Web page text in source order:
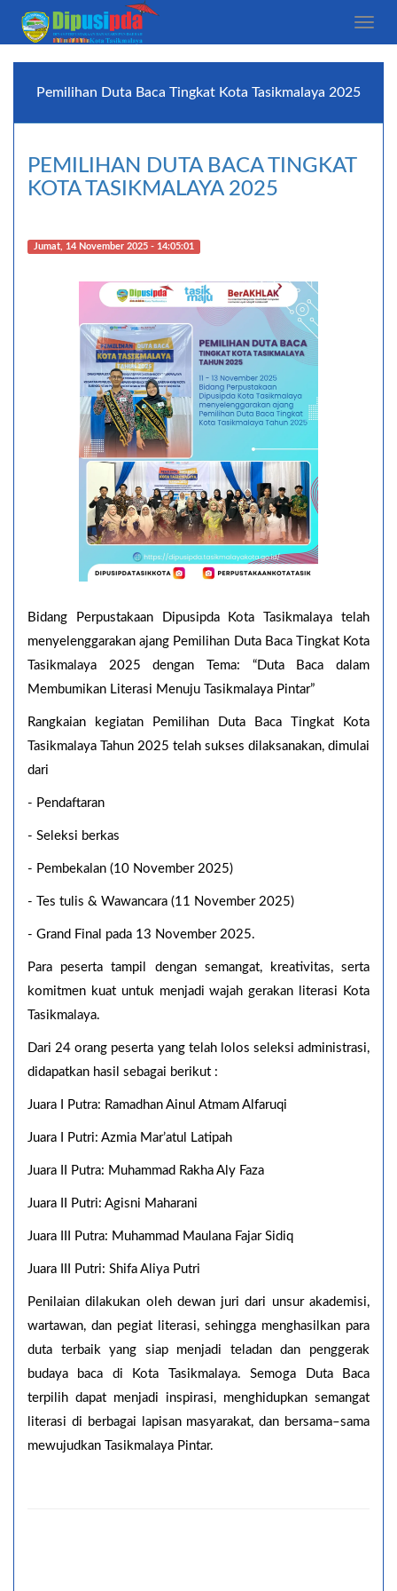
Toggle
Pemilihan Duta Baca Tingkat Kota Tasikmalaya 2025
PEMILIHAN DUTA BACA TINGKAT
KOTA TASIKMALAYA 2025
Jumat, 14 November 2025 - 14:05:01
Bidang Perpustakaan Dipusipda Kota Tasikmalaya telah
menyelenggarakan ajang Pemilihan Duta Baca Tingkat Kota
Tasikmalaya 2025 dengan Tema: “Duta Baca dalam
Membumikan Literasi Menuju Tasikmalaya Pintar”
Rangkaian kegiatan Pemilihan Duta Baca Tingkat Kota
Tasikmalaya Tahun 2025 telah sukses dilaksanakan, dimulai
dari
- Pendaftaran
- Seleksi berkas
- Pembekalan (10 November 2025)
- Tes tulis & Wawancara (11 November 2025)
- Grand Final pada 13 November 2025.
Para peserta tampil dengan semangat, kreativitas, serta
komitmen kuat untuk menjadi wajah gerakan literasi Kota
Tasikmalaya.
Dari 24 orang peserta yang telah lolos seleksi administrasi,
didapatkan hasil sebagai berikut :
Juara I Putra: Ramadhan Ainul Atmam Alfaruqi
Juara I Putri: Azmia Mar’atul Latipah
Juara II Putra: Muhammad Rakha Aly Faza
Juara II Putri: Agisni Maharani
Juara III Putra: Muhammad Maulana Fajar Sidiq
Juara III Putri: Shifa Aliya Putri
Penilaian dilakukan oleh dewan juri dari unsur akademisi,
wartawan, dan pegiat literasi, sehingga menghasilkan para
duta terbaik yang siap menjadi teladan dan penggerak
budaya baca di Kota Tasikmalaya. Semoga Duta Baca
terpilih dapat menjadi inspirasi, menghidupkan semangat
literasi di berbagai lapisan masyarakat, dan bersama–sama
mewujudkan Tasikmalaya Pintar.